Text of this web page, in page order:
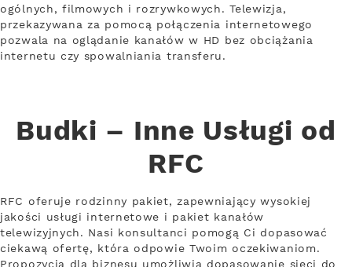
ogólnych, filmowych i rozrywkowych. Telewizja,
przekazywana za pomocą połączenia internetowego
pozwala na oglądanie kanałów w HD bez obciążania
internetu czy spowalniania transferu.
Budki – Inne Usługi od
RFC
RFC oferuje rodzinny pakiet, zapewniający wysokiej
jakości usługi internetowe i pakiet kanałów
telewizyjnych. Nasi konsultanci pomogą Ci dopasować
ciekawą ofertę, która odpowie Twoim oczekiwaniom.